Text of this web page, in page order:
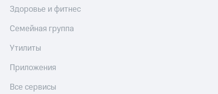
Здоровье и фитнес
Семейная группа
Утилиты
Приложения
Все сервисы